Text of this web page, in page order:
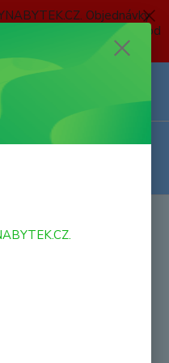
Objednávky
postupně expedovány od
s magnetickou